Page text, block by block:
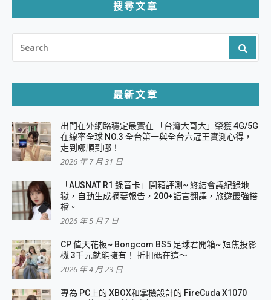
搜尋文章
FOR:
最新文章
出門在外網路穩定最實在 「台灣大哥大」榮獲 4G/5G
在線率全球 NO.3 全台第一與全台六冠王實測心得，
走到哪順到哪！
2026 年 7 月 31 日
「AUSNAT R1 錄音卡」開箱評測~ 終結會議紀錄地
獄，自動生成摘要報告，200+語言翻譯，旅遊最強搭
檔。
2026 年 5 月 7 日
CP 值天花板~ Bongcom BS5 足球君開箱~ 短焦投影
機 3千元就能擁有！ 折扣碼在這～
2026 年 4 月 23 日
專為 PC上的 XBOX和掌機設計的 FireCuda X1070